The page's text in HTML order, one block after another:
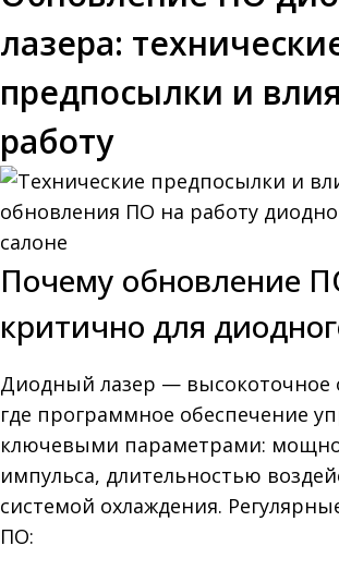
лазера:
предпосылки и
работу
Почему обновление
критично для
Диодный лазер — высокоточное
где программное обеспечение
ключевыми параметрами:
импульса, длительностью
системой охлаждения.
ПО: